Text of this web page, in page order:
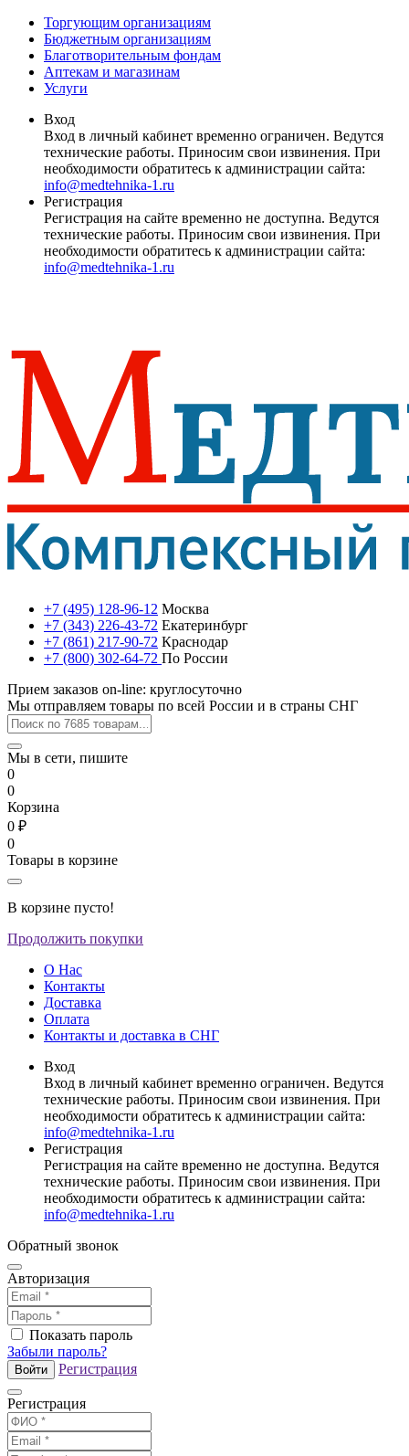
Торгующим организациям
Бюджетным организациям
Благотворительным фондам
Аптекам и магазинам
Услуги
Вход
Вход в личный кабинет временно ограничен. Ведутся
технические работы. Приносим свои извинения. При
необходимости обратитесь к администрации сайта:
info@medtehnika-1.ru
Регистрация
Регистрация на сайте временно не доступна. Ведутся
технические работы. Приносим свои извинения. При
необходимости обратитесь к администрации сайта:
info@medtehnika-1.ru
+7 (495) 128-96-12 Москва
+7 (343) 226-43-72 Екатеринбург
+7 (861) 217-90-72 Краснодар
+7 (800) 302-64-72 По России
Прием заказов on-line: круглосуточно
Мы отправляем товары по всей России и в страны СНГ
Мы в сети, пишите
0
0
Корзина
0 ₽
0
Товары в корзине
В корзине пусто!
Продолжить покупки
О Нас
Контакты
Доставка
Оплата
Контакты и доставка в СНГ
Вход
Вход в личный кабинет временно ограничен. Ведутся
технические работы. Приносим свои извинения. При
необходимости обратитесь к администрации сайта:
info@medtehnika-1.ru
Регистрация
Регистрация на сайте временно не доступна. Ведутся
технические работы. Приносим свои извинения. При
необходимости обратитесь к администрации сайта:
info@medtehnika-1.ru
Обратный звонок
Авторизация
Показать пароль
Забыли пароль?
Войти Регистрация
Регистрация